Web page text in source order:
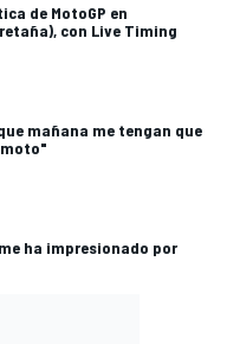
de MotoGP en
con Live Timing
mañana me tengan que
ha impresionado por